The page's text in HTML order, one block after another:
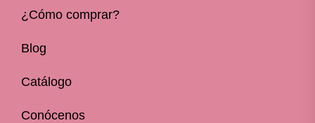
¿Cómo comprar?
Blog
Catálogo
Conócenos